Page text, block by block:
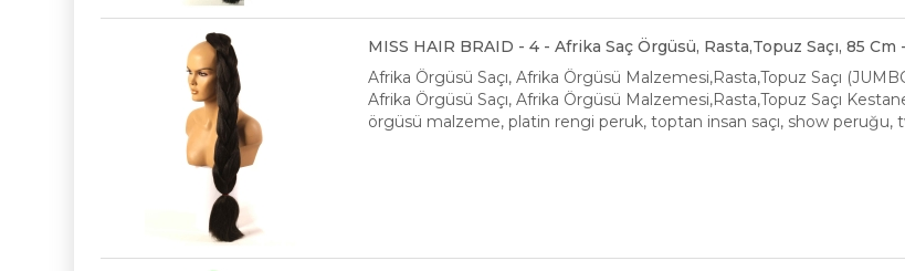
MISS HAIR BRAID - 4 - Afrika Saç Örgüsü, Rasta,Topuz Saçı, 85 Cm
Afrika Örgüsü Saçı, Afrika Örgüsü Malzemesi,Rasta,Topuz Saçı
Afrika Örgüsü Saçı, Afrika Örgüsü Malzemesi,Rasta,Topuz Saçı
örgüsü malzeme, platin rengi peruk, toptan insan saçı, show peruğu,